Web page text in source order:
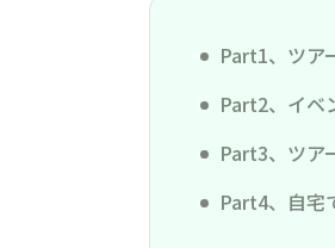
Part1、ツア
Part2、イベ
Part3、ツア
Part4、自宅